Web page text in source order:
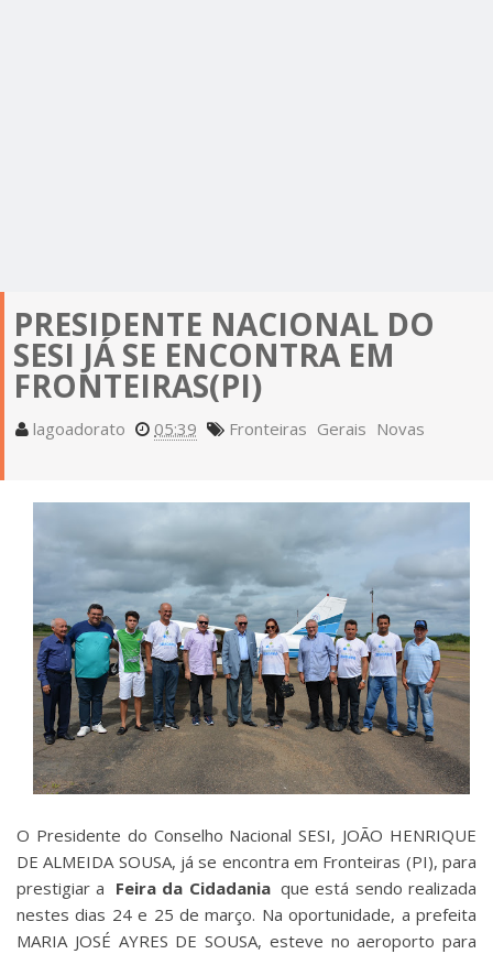
PRESIDENTE NACIONAL DO
SESI JÁ SE ENCONTRA EM
FRONTEIRAS(PI)
lagoadorato 05:39 Fronteiras Gerais Novas
O Presidente do Conselho Nacional SESI, JOÃO HENRIQUE
DE ALMEIDA SOUSA, já se encontra em Fronteiras (PI), para
prestigiar a Feira da Cidadania que está sendo realizada
nestes dias 24 e 25 de março. Na oportunidade, a prefeita
MARIA JOSÉ AYRES DE SOUSA, esteve no aeroporto para